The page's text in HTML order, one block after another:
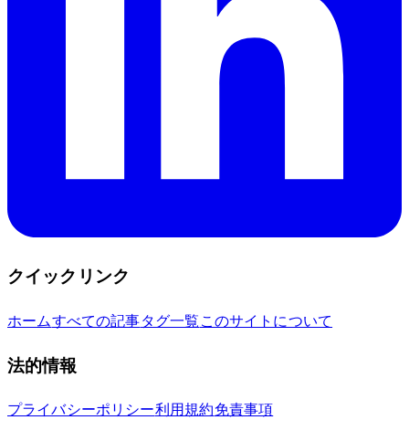
クイックリンク
ホームすべての記事タグ一覧 このサイトについて
法的情報
プライバシーポリシー利用規約免責事項